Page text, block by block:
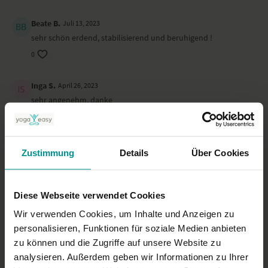
Zustimmung Details Über Cookies
Diese Webseite verwendet Cookies
Wir verwenden Cookies, um Inhalte und Anzeigen zu
personalisieren, Funktionen für soziale Medien anbieten
zu können und die Zugriffe auf unsere Website zu
analysieren. Außerdem geben wir Informationen zu Ihrer
Beate B. Juli 13, 2023
sehr schön erdend, stabilisierend und beruhigend !
0
Inga S. April 26, 2023
sehr angenehm, danke
0
Janine A.
Angelika M. Januar 17, 2023
Perfekt !
0